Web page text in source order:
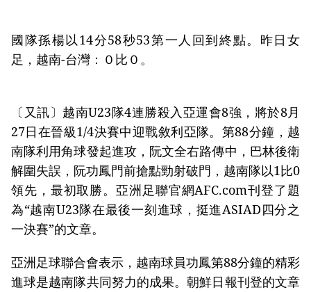
國隊孫楊以14分58秒53第一人回到終點。昨日女
足，越南-台灣：０比０。
〔又訊〕越南U23隊4連勝殺入亞運會8強，將於8月
27日在晉級1/4決賽中迎戰敘利亞隊。第88分鐘，越
南隊利用角球發起進攻，阮文全右路傳中，巴林後衛
解圍失誤，阮功鳳門前搶點勁射破門，越南隊以1比0
領先，最初取勝。亞洲足聯官網AFC.com刊登了題
為“越南U23隊在最後一刻進球，挺進ASIAD四分之
一決賽”的文章。
亞洲足球聯合會表示，越南球員功鳳第88分鐘的精彩
進球是越南隊共同努力的成果。朝鮮日報刊登的文章